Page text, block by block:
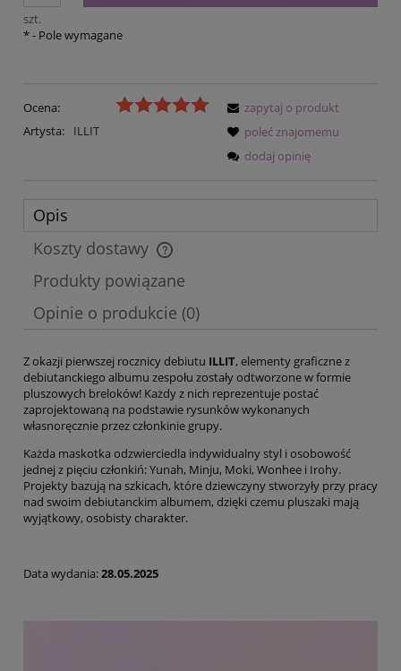
szt.
*- Pole wymagane
Ocena:
Artysta:
ILLIT
zapytaj o produkt
poleć znajomemu
dodaj opinię
Opis
Koszty dostawy
Cena nie zawiera ewentualnych kosztów płatności
Produkty powiązane
Opinie o produkcie (0)
Z okazji pierwszej rocznicy debiutu ILLIT, elementy graficzne z
debiutanckiego albumu zespołu zostały odtworzone w formie
pluszowych breloków! Każdy z nich reprezentuje postać
zaprojektowaną na podstawie rysunków wykonanych
własnoręcznie przez członkinie grupy.
Każda maskotka odzwierciedla indywidualny styl i osobowość
jednej z pięciu członkiń: Yunah, Minju, Moki, Wonhee i Irohy.
Projekty bazują na szkicach, które dziewczyny stworzyły przy pracy
nad swoim debiutanckim albumem, dzięki czemu pluszaki mają
wyjątkowy, osobisty charakter.
Data wydania:28.05.2025